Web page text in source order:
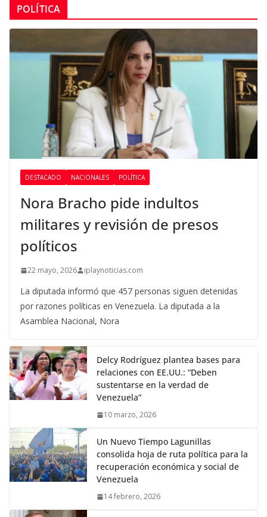
POLÍTICA
DESTACADO NACIONALES POLÍTICA
Nora Bracho pide indultos
militares y revisión de presos
políticos
22 mayo, 2026 iplaynoticias.com
La diputada informó que 457 personas siguen detenidas
por razones políticas en Venezuela. La diputada a la
Asamblea Nacional, Nora
Delcy Rodríguez plantea bases para
relaciones con EE.UU.: “Deben
sustentarse en la verdad de
Venezuela”
10 marzo, 2026
Un Nuevo Tiempo Lagunillas
consolida hoja de ruta política para la
recuperación económica y social de
Venezuela
14 febrero, 2026